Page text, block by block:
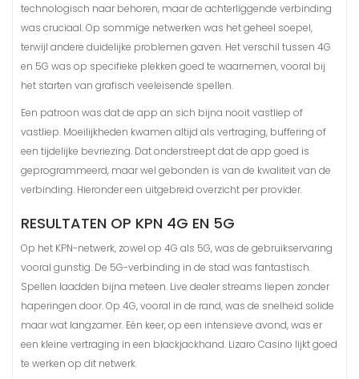
technologisch naar behoren, maar de achterliggende verbinding
was cruciaal. Op sommige netwerken was het geheel soepel,
terwijl andere duidelijke problemen gaven. Het verschil tussen 4G
en 5G was op specifieke plekken goed te waarnemen, vooral bij
het starten van grafisch veeleisende spellen.
Een patroon was dat de app an sich bijna nooit vastliep of
vastliep. Moeilijkheden kwamen altijd als vertraging, buffering of
een tijdelijke bevriezing. Dat onderstreept dat de app goed is
geprogrammeerd, maar wel gebonden is van de kwaliteit van de
verbinding. Hieronder een uitgebreid overzicht per provider.
RESULTATEN OP KPN 4G EN 5G
Op het KPN-netwerk, zowel op 4G als 5G, was de gebruikservaring
vooral gunstig. De 5G-verbinding in de stad was fantastisch.
Spellen laadden bijna meteen. Live dealer streams liepen zonder
haperingen door. Op 4G, vooral in de rand, was de snelheid solide
maar wat langzamer. Eén keer, op een intensieve avond, was er
een kleine vertraging in een blackjackhand. Lizaro Casino lijkt goed
te werken op dit netwerk.